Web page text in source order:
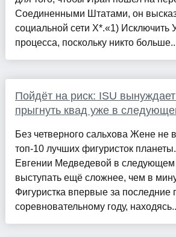
Соединенными Штатами, он
социальной сети X*.«1) Исключить
процесса, поскольку никто
Пойдёт на риск: ISU
прыгнуть квад уже в
Без четверного сальхова Жене не
топ-10 лучших фигуристок
Евгении Медведевой в следующем
выступать ещё сложнее, чем в
Фигуристка впервые за последние
соревновательному году,